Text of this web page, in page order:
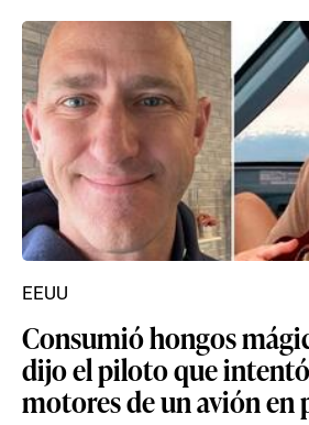
Consumió hongos
dijo el piloto que
motores de un avión en
EEUU